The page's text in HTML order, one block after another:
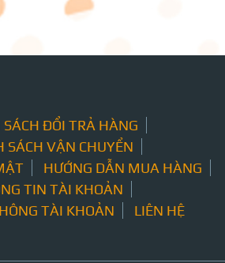
SÁCH ĐỔI TRẢ HÀNG
SÁCH VẬN CHUYỂN
HƯỚNG DẪN MUA HÀNG
TIN TÀI KHOẢN
TÀI KHOẢN
LIÊN HỆ